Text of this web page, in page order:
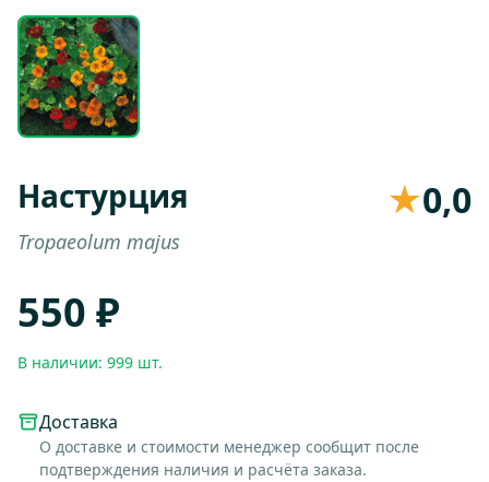
Настурция ★0,0
Tropaeolum majus
550 ₽
В наличии: 999 шт.
Доставка
О доставке и стоимости менеджер сообщит после
подтверждения наличия и расчёта заказа.